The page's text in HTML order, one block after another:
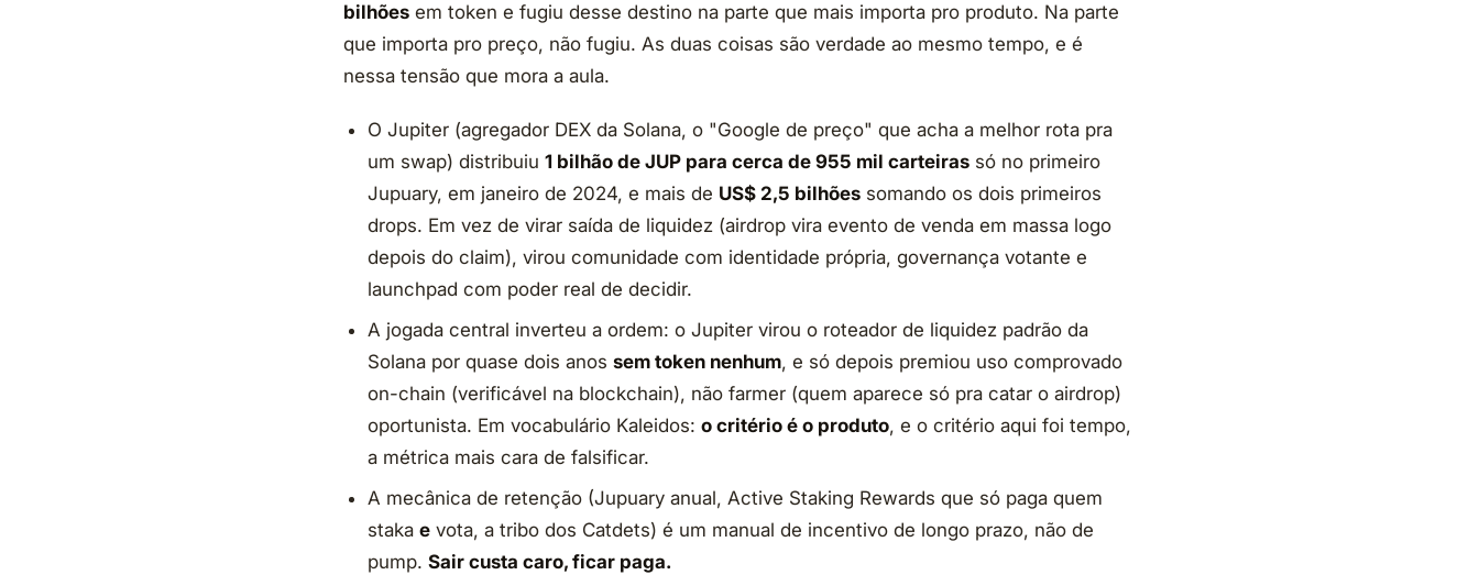
bilhões em token e fugiu desse destino na parte que mais importa pro produto. Na parte
que importa pro preço, não fugiu. As duas coisas são verdade ao mesmo tempo, e é
nessa tensão que mora a aula.
O Jupiter (agregador DEX da Solana, o "Google de preço" que acha a melhor rota pra
um swap) distribuiu1 bilhão de JUP para cerca de 955 mil carteiras só no primeiro
Jupuary, em janeiro de 2024, e mais de US$ 2,5 bilhões somando os dois primeiros
drops. Em vez de virar saída de liquidez (airdrop vira evento de venda em massa logo
depois do claim), virou comunidade com identidade própria, governança votante e
launchpad com poder real de decidir.
A jogada central inverteu a ordem: o Jupiter virou o roteador de liquidez padrão da
Solana por quase dois anossem token nenhum, e só depois premiou uso comprovado
on-chain (verificável na blockchain), não farmer (quem aparece só pra catar o airdrop)
oportunista. Em vocabulário Kaleidos:o critério é o produto, e o critério aqui foi tempo,
a métrica mais cara de falsificar.
A mecânica de retenção (Jupuary anual, Active Staking Rewards que só paga quem
stakae vota, a tribo dos Catdets) é um manual de incentivo de longo prazo, não de
pump.Sair custa caro, ficar paga.